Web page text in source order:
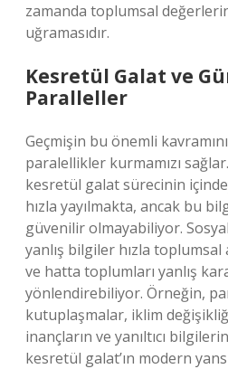
zamanda toplumsal
uğramasıdır.
Kesretül Galat ve
Paralleller
Geçmişin bu önemli
paralellikler kurmamızı
kesretül galat sürecinin
hızla yayılmakta, ancak bu
güvenilir olmayabiliyor.
yanlış bilgiler hızla
ve hatta toplumları yanlış
yönlendirebiliyor. Örneğin,
kutuplaşmalar, iklim
inançların ve yanıltıcı
kesretül galat’ın modern